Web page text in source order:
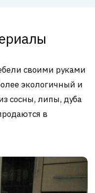
своими руками
экологичный и
сосны, липы, дуба
в